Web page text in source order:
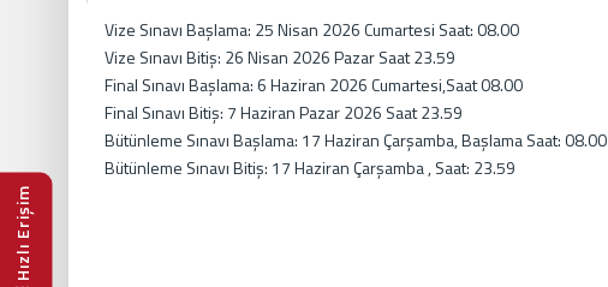
Hızlı Erişim
Vize Sınavı Başlama: 25 Nisan 2026 Cumartesi Saat: 08.00
Vize Sınavı Bitiş: 26 Nisan 2026 Pazar Saat 23.59
Final Sınavı Başlama: 6 Haziran 2026 Cumartesi,Saat 08.00
Final Sınavı Bitiş: 7 Haziran Pazar 2026 Saat 23.59
Bütünleme Sınavı Başlama: 17 Haziran Çarşamba, Başlama Saat: 08.00
Bütünleme Sınavı Bitiş: 17 Haziran Çarşamba , Saat: 23.59